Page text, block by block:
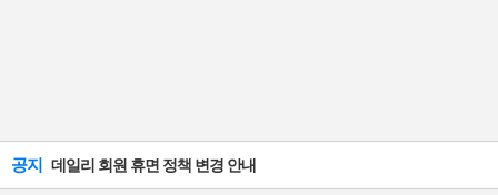
공지 데일리 회원 휴면 정책 변경 안내